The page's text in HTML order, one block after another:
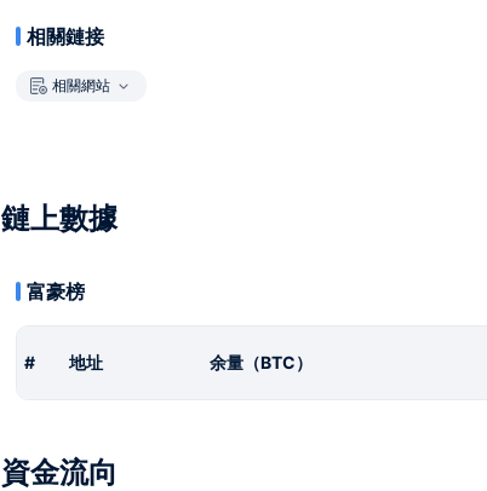
相關鏈接
相關網站
鏈上數據
富豪榜
# 地址 余量（BTC）
資金流向